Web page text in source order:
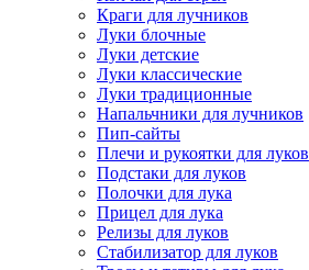
Краги для лучников
Луки блочные
Луки детские
Луки классические
Луки традиционные
Напальчники для лучников
Пип-сайты
Плечи и рукоятки для луков
Подстаки для луков
Полочки для лука
Прицел для лука
Релизы для луков
Стабилизатор для луков